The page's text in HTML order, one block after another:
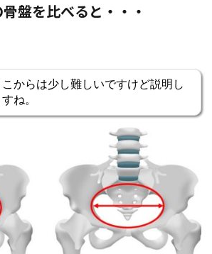
盤を比べると・・・
こからは少し難しいですけど説明し
ね。